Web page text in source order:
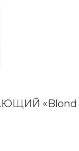
«Blond